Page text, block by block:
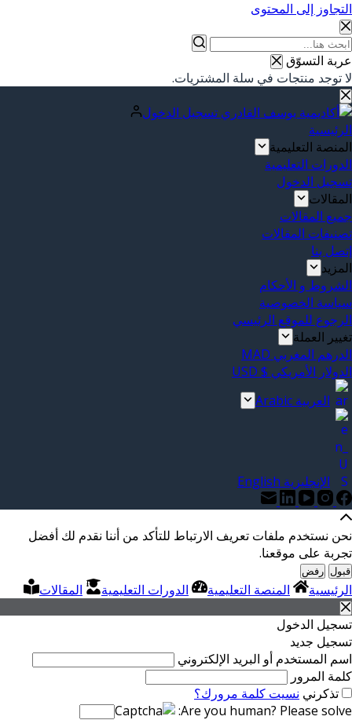
التجاوز إلى المحتوى
عربة التسوّق
لا توجد منتجات في سلة المشتريات.
تسجيل الدخول
الرئيسية
المنصة التعليمية
الدورات التعليمية
تسجيل الدخول
المقالات
جميع المقالات
تصنيفات المقالات
إتصل بنا
المزيد
الشروط و الأحكام
سياسة الخصوصية
الرجوع للموقع الرئيسي
تغيير العملة
الدرهم المغربي MAD
الدولار الأمريكي $ USD
العربية Arabic
الإنجليزية English
نحن نستخدم ملفات تعريف الارتباط للتأكد من أننا نقدم لك أفضل
تجربة على موقعنا.
قبول رفض
الرئيسية المنصة التعليمية الدورات التعليمية
المقالات
تسجيل الدخول
تسجيل جديد
اسم المستخدم أو البريد الإلكتروني
كلمة المرور
تذكرني نسيت كلمة مرورك؟
Are you human? Please solve: